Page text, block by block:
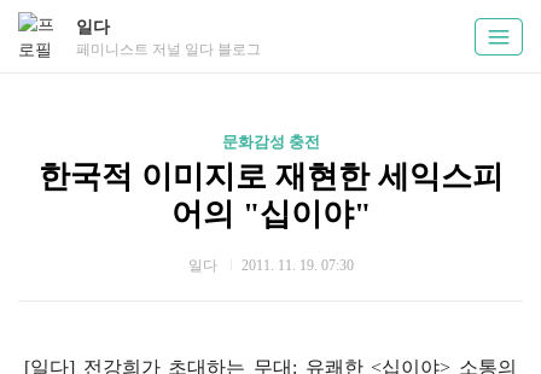
일다
페미니스트 저널 일다 블로그
문화감성 충전
한국적 이미지로 재현한 세익스피
어의 "십이야"
일다 2011. 11. 19. 07:30
[일다] 전강희가 초대하는 무대: 유쾌한 <십이야> 소통의